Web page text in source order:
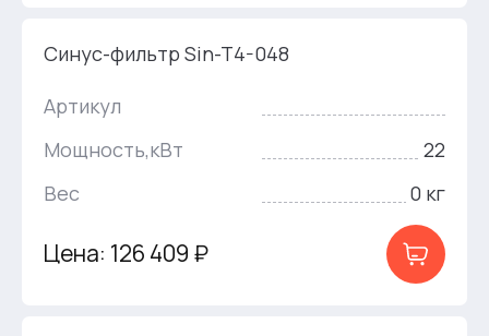
Синус-фильтр Sin-T4-048
Артикул
Мощность,кВт
22
Вес
0 кг
Цена: 126 409 ₽